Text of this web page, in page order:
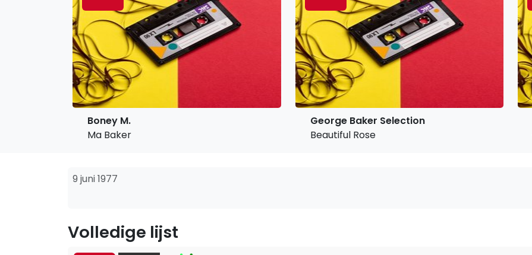
Boney M.
Ma Baker
George Baker Selection
Beautiful Rose
9 juni 1977
Volledige lijst